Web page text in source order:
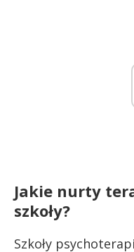
Jakie nurty
szkoły?
Szkoły